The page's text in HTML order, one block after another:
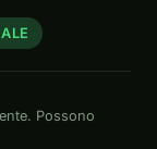
Possono